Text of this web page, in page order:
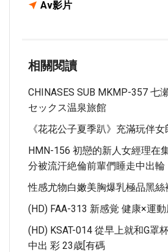
Av影片
相關閱讀
CHINASES SUB MKMP-357 七
セックス温泉旅館
《花花公子夏季趴》充滿玩伴
HMN-156 初戀的新人女經理在
分被流汗絶倫前輩們睡走中出輪
性感尤物白嫩美胸爆乳極品黑絲
(HD) FAA-313 新感覚 健康×運
(HD) KSAT-014 從早上就和G罩
中出 彩 23歳[有碼